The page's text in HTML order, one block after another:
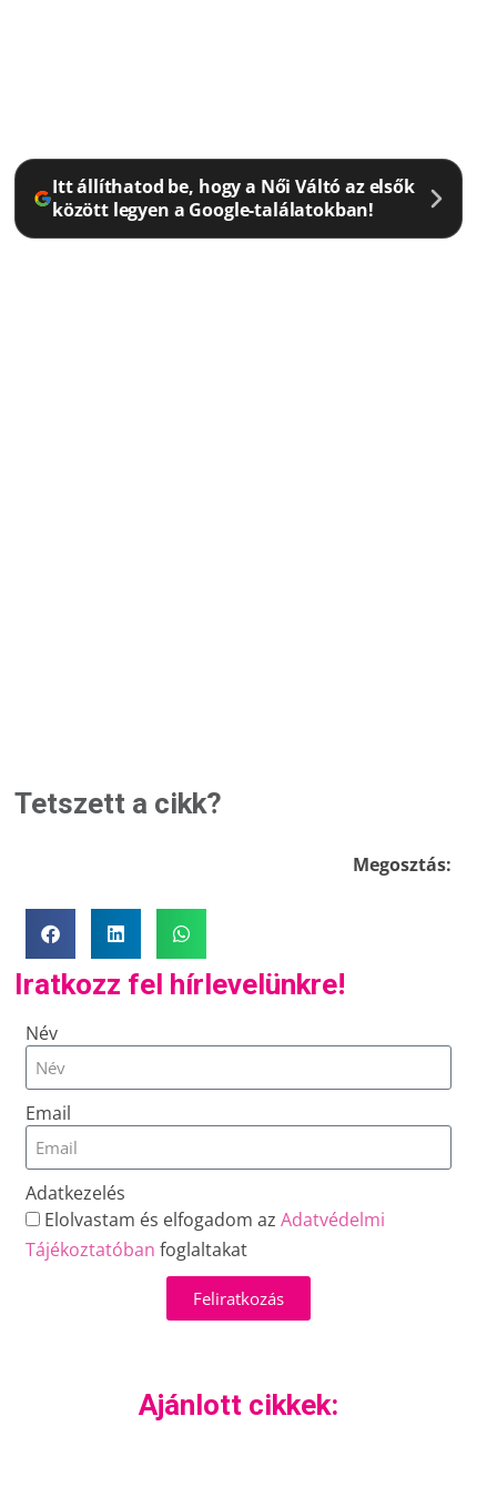
Itt állíthatod be, hogy a Női Váltó az elsők
között legyen a Google-találatokban!
Tetszett a cikk?
Megosztás:
Iratkozz fel hírlevelünkre!
Név
Email
Adatkezelés
Elolvastam és elfogadom azAdatvédelmi
Tájékoztatóban foglaltakat
Feliratkozás
Ajánlott cikkek: